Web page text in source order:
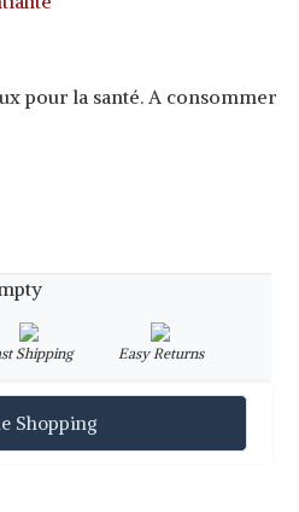
pour la santé. A consommer
Shipping Easy Returns
Shopping